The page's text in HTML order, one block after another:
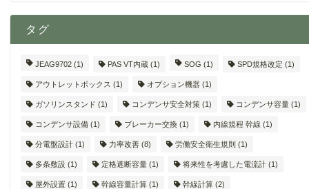
タグ
JEAG9702 (1) PAS VT内蔵 (1) SOG (1) SPD規格改定 (1)
アウトレットボックス (1) オプション機器 (1)
ガソリンスタンド (1) コンデンサ安全対策 (1) コンデンサ容量 (1)
コンデンサ設備 (1) ブレーカー交換 (1) 内線規程 幹線 (1)
分電盤設計 (1) 力率改善 (8) 労働安全衛生規則 (1)
多条敷設 (1) 定格遮断容量 (1) 将来性を考慮した電流計 (1)
屋外設置 (1) 幹線容量計算 (1) 幹線計算 (2)